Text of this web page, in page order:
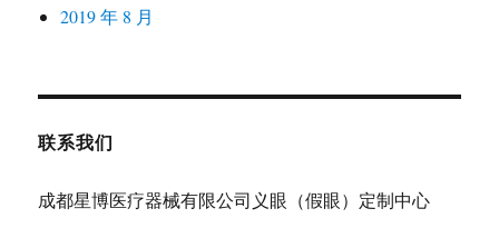
2019 年 8 月
联系我们
成都星博医疗器械有限公司义眼（假眼）定制中心